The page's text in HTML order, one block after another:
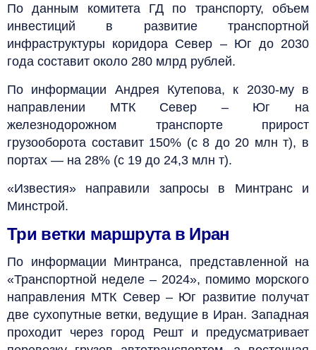
По данным комитета ГД по транспорту, объем
инвестиций в развитие транспортной
инфраструктуры коридора Север – Юг до 2030
года составит около 280 млрд рублей.
По информации Андрея Кутепова, к 2030-му в
направлении МТК Север – Юг на
железнодорожном транспорте прирост
грузооборота составит 150% (с 8 до 20 млн т), в
портах — на 28% (с 19 до 24,3 млн т).
«Известия» направили запросы в Минтранс и
Минстрой.
Три ветки маршрута в Иран
По информации Минтранса, представленной на
«Транспортной неделе – 2024», помимо морского
направления МТК Север – Юг развитие получат
две сухопутные ветки, ведущие в Иран. Западная
проходит через город Решт и предусматривает